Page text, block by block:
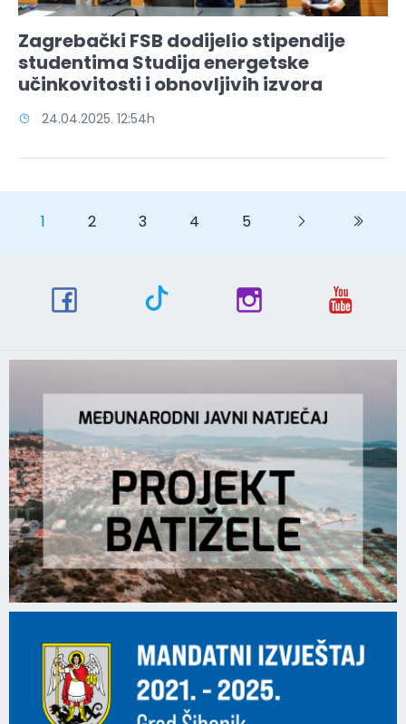
Zagrebački FSB dodijelio stipendije
studentima Studija energetske
učinkovitosti i obnovljivih izvora
24.04.2025. 12:54h
1 2 3 4 5